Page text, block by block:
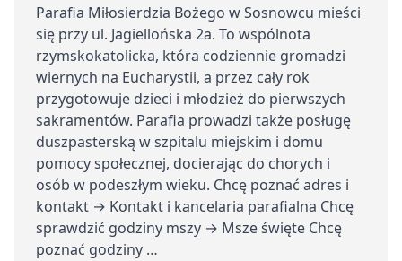
Parafia Miłosierdzia Bożego w Sosnowcu mieści
się przy ul. Jagiellońska 2a. To wspólnota
rzymskokatolicka, która codziennie gromadzi
wiernych na Eucharystii, a przez cały rok
przygotowuje dzieci i młodzież do pierwszych
sakramentów. Parafia prowadzi także posługę
duszpasterską w szpitalu miejskim i domu
pomocy społecznej, docierając do chorych i
osób w podeszłym wieku. Chcę poznać adres i
kontakt → Kontakt i kancelaria parafialna Chcę
sprawdzić godziny mszy → Msze święte Chcę
poznać godziny …